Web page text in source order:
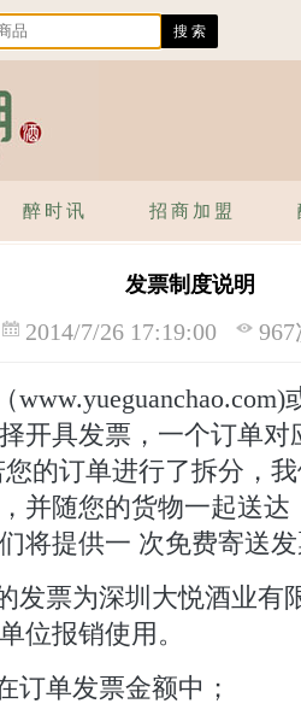
醉时讯 招商加盟
发票制度说明
2014/7/26 17:19:00
开具发票，一个订单
的订单进行了拆分，
并随您的货物一起送
将提供一 次免费寄送
发票为深圳大悦酒业有
位报销使用。
订单发票金额中；